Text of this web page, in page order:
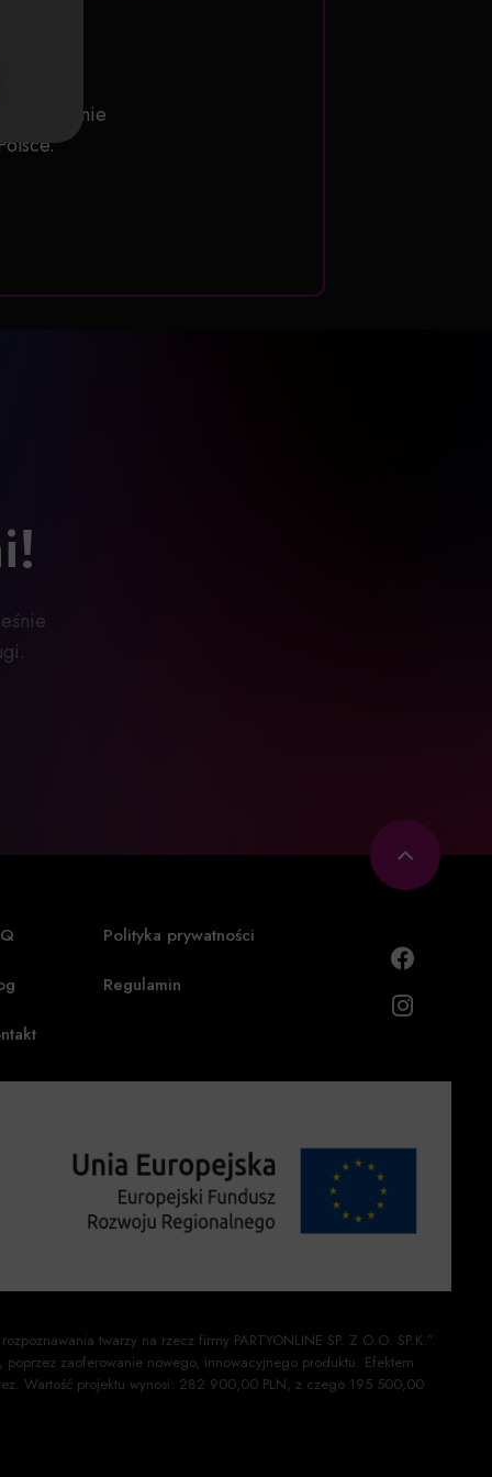
miesięcznie
Polityka prywatności
Regulamin
twarzy na rzecz firmy PARTYONLINE SP. Z O.O. SP.K.”.
zaoferowanie nowego, innowacyjnego produktu. Efektem
Wartość projektu wynosi: 282 900,00 PLN, z czego 195 500,00